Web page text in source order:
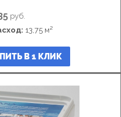
руб.
13,75 м²
В 1 КЛИК